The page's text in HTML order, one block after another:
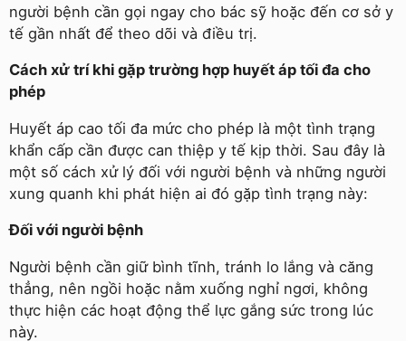
người bệnh cần gọi ngay cho bác sỹ hoặc đến cơ sở y
tế gần nhất để theo dõi và điều trị.
Cách xử trí khi gặp trường hợp huyết áp tối đa cho
phép
Huyết áp cao tối đa mức cho phép là một tình trạng
khẩn cấp cần được can thiệp y tế kịp thời. Sau đây là
một số cách xử lý đối với người bệnh và những người
xung quanh khi phát hiện ai đó gặp tình trạng này:
Đối với người bệnh
Người bệnh cần giữ bình tĩnh, tránh lo lắng và căng
thẳng, nên ngồi hoặc nằm xuống nghỉ ngơi, không
thực hiện các hoạt động thể lực gắng sức trong lúc
này.